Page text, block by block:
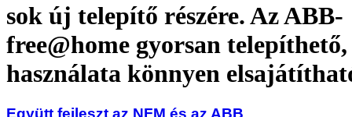
sok új telepítő részére. Az ABB-
free@home gyorsan telepíthető,
használata könnyen
Együtt fejleszt az NFM és az ABB